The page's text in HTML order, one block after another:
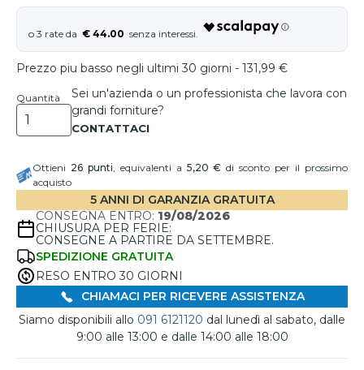
€ 44.00
Prezzo piu basso negli ultimi 30 giorni - 131,99 €
Quantità
Sei un'azienda o un professionista che lavora con
grandi forniture?
Ottieni 26punti, equivalenti a 5,20 € di sconto per il prossimo
acquisto
5 ANNI DI GARANZIA GRATUITA
CONSEGNA ENTRO: 19/08/2026
CHIUSURA PER FERIE:
CONSEGNE A PARTIRE DA SETTEMBRE.
SPEDIZIONE GRATUITA
RESO ENTRO 30 GIORNI
CHIAMACI PER RICEVERE ASSISTENZA
Siamo disponibili allo 091 6121120 dal lunedì al sabato, dalle
9:00 alle 13:00 e dalle 14:00 alle 18:00